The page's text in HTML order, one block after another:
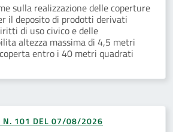
sulla realizzazione delle coperture
il deposito di prodotti derivati
di uso civico e delle
altezza massima di 4,5 metri
entro i 40 metri quadrati
N. 101 DEL 07/08/2026